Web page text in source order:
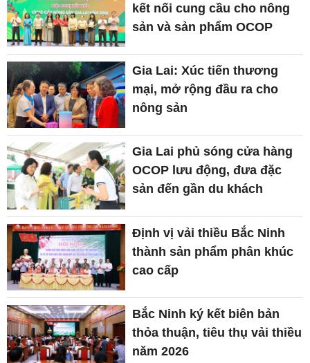
kết nối cung cầu cho nông
sản và sản phẩm OCOP
Gia Lai: Xúc tiến thương
mại, mở rộng đầu ra cho
nông sản
Gia Lai phủ sóng cửa hàng
OCOP lưu động, đưa đặc
sản đến gần du khách
Định vị vải thiều Bắc Ninh
thành sản phẩm phân khúc
cao cấp
Bắc Ninh ký kết biên bản
thỏa thuận, tiêu thụ vải thiều
năm 2026